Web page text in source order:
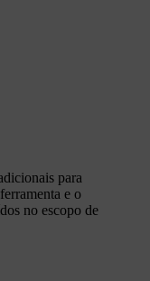
para
e o
no escopo de